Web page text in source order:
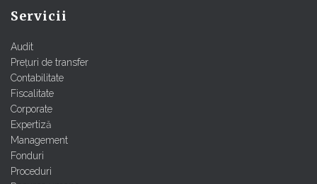
Servicii
Audit
Prețuri de transfer
Contabilitate
Fiscalitate
Corporate
Expertiză
Management
Fonduri
Proceduri